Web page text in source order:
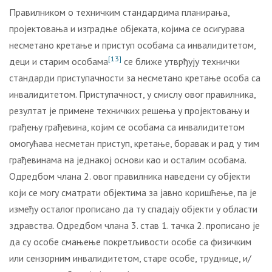
Правилником о техничким стандардима планирања,
пројектовања и изградње објеката, којима се осигурава
несметано кретање и приступ особама са инвалидитетом,
деци и старим особама[13] се ближе утврђују технички
стандарди приступачности за несметано кретање особа са
инвалидитетом. Приступачност, у смислу овог правилника,
резултат је примене техничких решења у пројектовању и
грађењу грађевина, којим се особама са инвалидитетом
омогућава несметан приступ, кретање, боравак и рад у тим
грађевинама на једнакој основи као и осталим особама.
Одредбом члана 2. овог правилника наведени су објекти
који се могу сматрати објектима за јавно коришћење, па је
између осталог прописано да ту спадају објекти у области
здравства. Одредбом члана 3. став 1. тачка 2. прописано је
да су особе смањење покретљивости особе са физичким
или сензорним инвалидитетом, старе особе, труднице, и/